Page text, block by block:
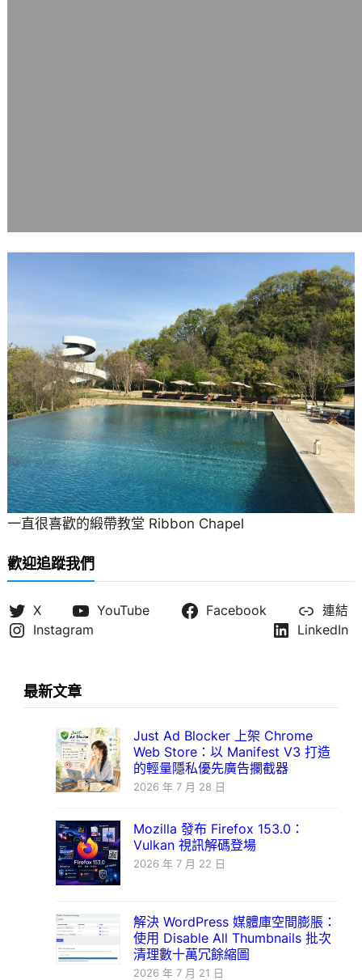
一直很喜歡的緞帶教堂 Ribbon Chapel
歡迎追蹤我們
X YouTube Facebook
連結
Instagram
LinkedIn
最新文章
Just Ad Blocker 上架 Chrome
Web Store：以 Manifest V3 打造
的輕量隱私優先廣告攔截器
2026 年 7 月 28 日
Mozilla 發布 Firefox 153.0：
Vulkan 視訊解碼登場
2026 年 7 月 22 日
解決 WordPress 媒體庫空間膨脹：
使用 Disable All Thumbnails 批次
清理數十萬冗餘縮圖
2026 年 7 月 21 日